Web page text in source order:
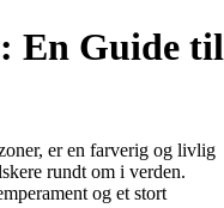
En Guide til
er en farverig og livlig
rundt om i verden.
og et stort